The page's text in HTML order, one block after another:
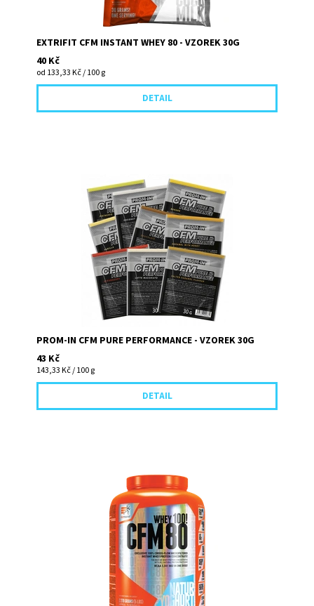
EXTRIFIT CFM INSTANT WHEY 80 - VZOREK 30G
40 Kč
od 133,33 Kč / 100 g
DETAIL
Vysokoprocentní proteinový nápoj vyrobený metodou
CFM (cross flow microfiltration – mikrofiltrace zkříženým
tokem přes...
PROM-IN CFM PURE PERFORMANCE - VZOREK 30G
43 Kč
143,33 Kč / 100 g
DETAIL
Professional WPC 80 je od března 2014 v novém balení, s
novým a ještě lepším složením a také s novým názvem! V
čem je nový CFM...